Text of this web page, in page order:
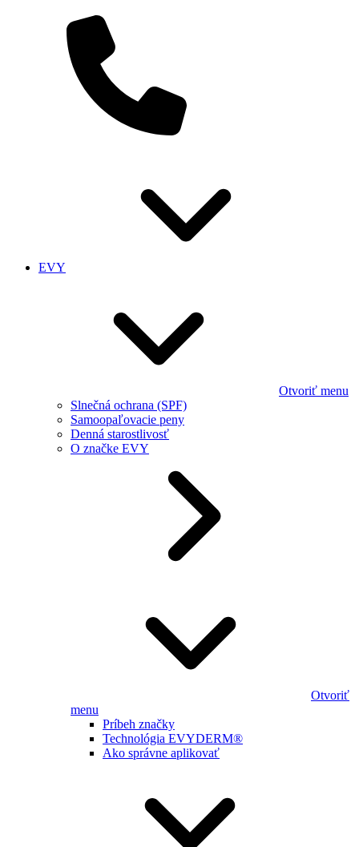
EVY
Otvoriť menu
Slnečná ochrana (SPF)
Samoopaľovacie peny
Denná starostlivosť
O značke EVY
Otvoriť
menu
Príbeh značky
Technológia EVYDERM®
Ako správne aplikovať